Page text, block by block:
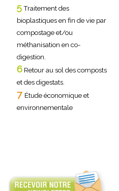
5Traitement des
bioplastiques en fin de vie par
compostage et/ou
méthanisation en co-
digestion.
6 Retour au sol des composts
et des digestats.
7 Étude économique et
environnementale